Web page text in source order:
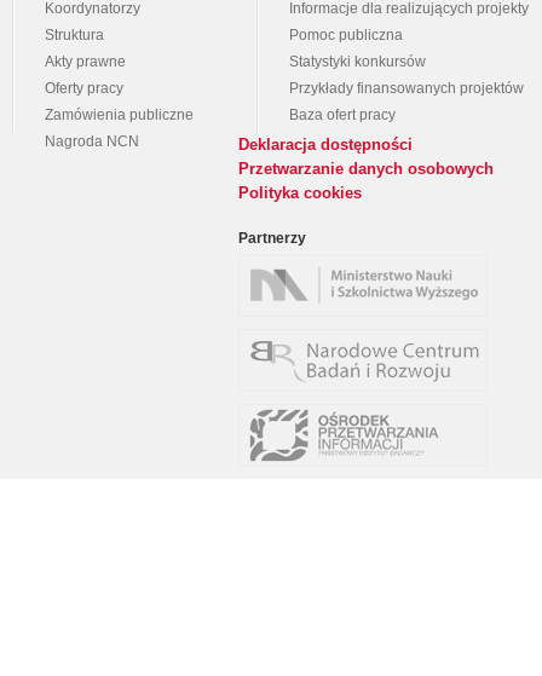
Koordynatorzy
Struktura
Akty prawne
Oferty pracy
Zamówienia publiczne
Nagroda NCN
Informacje dla realizujących projekty
Pomoc publiczna
Statystyki konkursów
Przykłady finansowanych projektów
Baza ofert pracy
Deklaracja dostępności
Przetwarzanie danych osobowych
Polityka cookies
Partnerzy